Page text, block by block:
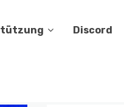
Discord